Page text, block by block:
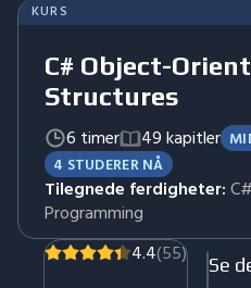
KURS
C# Object-
Structures
6 timer 49 kapitler
4 STUDERER NÅ
Tilegnede ferdigheter:
Programming
4.4(55) Se